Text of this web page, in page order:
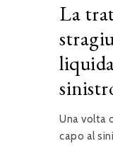
La
Una volta
capo al